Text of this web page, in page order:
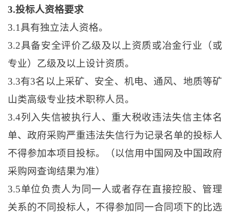
3.投标人资格要求
3.1具有独立法人资格。
3.2具备安全评价乙级及以上资质或冶金行业（或
专业）乙级及以上设计资质。
3.3有3名以上采矿、安全、机电、通风、地质等矿
山类高级专业技术职称人员。
3.4列入失信被执行人、重大税收违法失信主体名
单、政府采购严重违法失信行为记录名单的投标人
不得参加本项目投标。（以信用中国网及中国政府
采购网查询结果为准）
3.5单位负责人为同一人或者存在直接控股、管理
关系的不同投标人，不得参加同一合同项下的比选